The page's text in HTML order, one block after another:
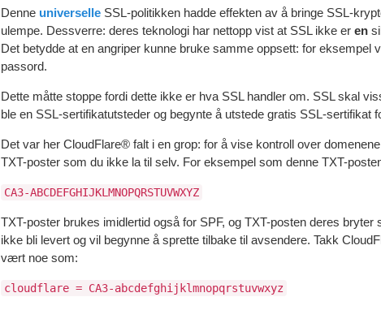
Denne universelle SSL-politikken hadde effekten av å bringe SSL-
ulempe. Dessverre: deres teknologi har nettopp vist at SSL ikke er en
Det betydde at en angriper kunne bruke samme oppsett: for eksempel
passord.
Dette måtte stoppe fordi dette ikke er hva SSL handler om. SSL skal
ble en SSL-sertifikatutsteder og begynte å utstede gratis SSL-sertifikat
Det var her CloudFlare® falt i en grop: for å vise kontroll over
TXT-poster som du ikke la til selv. For eksempel som denne TXT-
CA3-ABCDEFGHIJKLMNOPQRSTUVWXYZ
TXT-poster brukes imidlertid også for SPF, og TXT-posten deres
ikke bli levert og vil begynne å sprette tilbake til avsendere. Takk
vært noe som:
cloudflare = CA3-abcdefghijklmnopqrstuvwxyz